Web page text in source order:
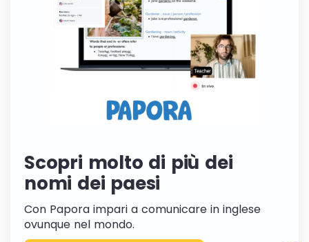
Scopri molto di più dei
nomi dei paesi
Con Papora impari a comunicare in inglese
ovunque nel mondo.